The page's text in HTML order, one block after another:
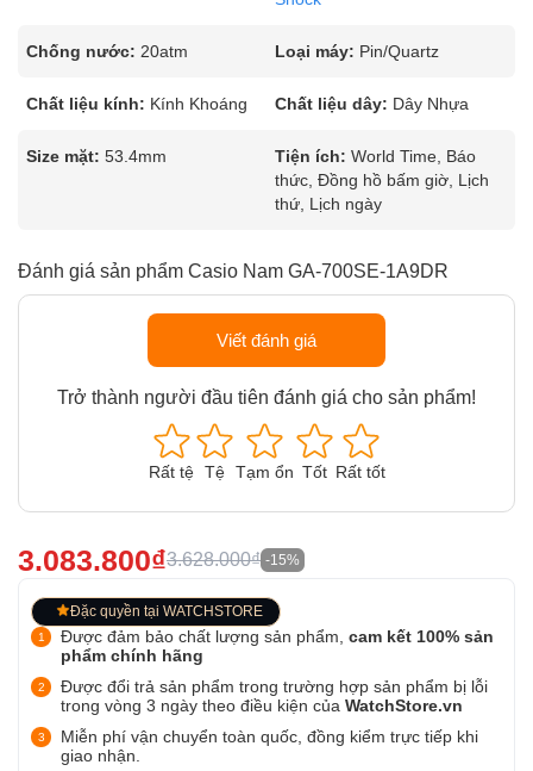
Chống nước: 20atm Loại máy: Pin/Quartz
Chất liệu kính: Kính Khoáng Chất liệu dây: Dây Nhựa
Size mặt: 53.4mm Tiện ích: World Time, Báo
thức, Đồng hồ bấm giờ, Lịch
thứ, Lịch ngày
Đánh giá sản phẩm Casio Nam GA-700SE-1A9DR
Viết đánh giá
Trở thành người đầu tiên đánh giá cho sản phẩm!
Rất tệ Tệ Tạm ổn Tốt Rất tốt
3.083.800₫3.628.000₫ -15%
Đặc quyền tại WATCHSTORE
Được đảm bảo chất lượng sản phẩm, cam kết 100% sản
phẩm chính hãng
Được đổi trả sản phẩm trong trường hợp sản phẩm bị lỗi
trong vòng 3 ngày theo điều kiện của WatchStore.vn
Miễn phí vận chuyển toàn quốc, đồng kiểm trực tiếp khi
giao nhận.